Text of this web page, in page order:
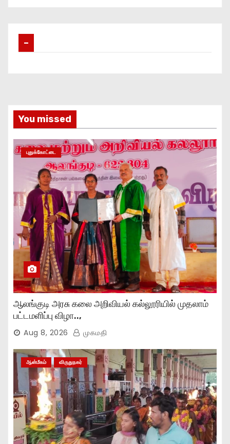
–
You missed
புதுக்கோட்டை
ஆலங்குடி அரசு கலை அறிவியல் கல்லூரியில் முதலாம்
பட்டமளிப்பு விழா..,
Aug 8, 2026 முகமதி
ஆன்மீகம் விருதுநகர்